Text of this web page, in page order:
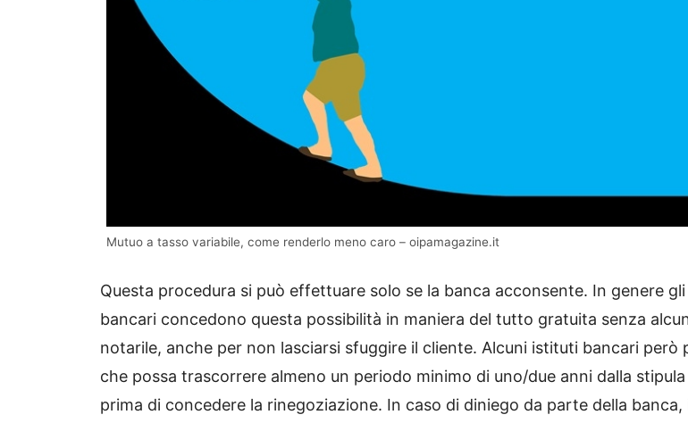
Mutuo a tasso variabile, come renderlo meno caro – oipamagazine.it
Questa procedura si può effettuare solo se la banca acconsente. In genere
bancari concedono questa possibilità in maniera del tutto gratuita senza
notarile, anche per non lasciarsi sfuggire il cliente. Alcuni istituti bancari però
che possa trascorrere almeno un periodo minimo di uno/due anni dalla
prima di concedere la rinegoziazione. In caso di diniego da parte della banca,